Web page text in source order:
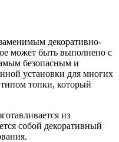
декоративно-
может быть выполнено с
безопасным и
установки для многих
топки, который
из
собой декоративный